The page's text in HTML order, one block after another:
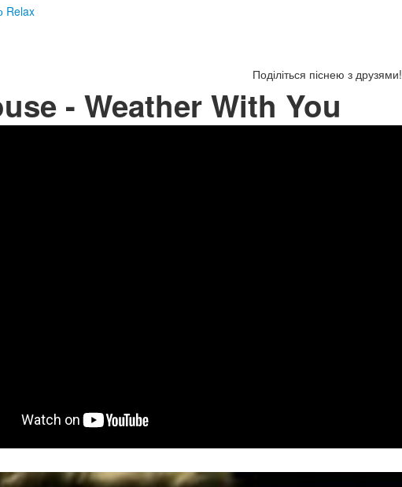
Relax
Поділіться піснею з друзями!
- Weather With You